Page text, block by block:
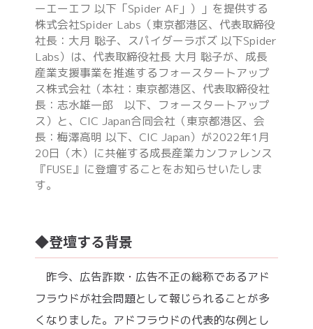
ーエーエフ 以下「Spider AF」）」を提供する
株式会社Spider Labs（東京都港区、代表取締役
社長：大月 聡子、スパイダーラボズ 以下Spider
Labs）は、代表取締役社長 大月 聡子が、成長
産業支援事業を推進するフォースタートアップ
ス株式会社（本社：東京都港区、代表取締役社
長：志水雄一郎 以下、フォースタートアップ
ス）と、CIC Japan合同会社（東京都港区、会
長：梅澤高明 以下、CIC Japan）が2022年1月
20日（木）に共催する成長産業カンファレンス
『FUSE』に登壇することをお知らせいたしま
す。
◆登壇する背景
昨今、広告詐欺・広告不正の総称であるアド
フラウドが社会問題として報じられることが多
くなりました。アドフラウドの代表的な例とし